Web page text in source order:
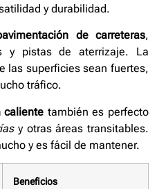
y durabilidad.
de carreteras,
y pistas de aterrizaje. La
las superficies sean fuertes,
tráfico.
caliente también es perfecto
y otras áreas transitables.
y es fácil de mantener.
Beneficios